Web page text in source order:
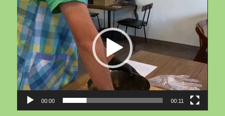
画
プ
レ
ー
ヤ
ー
00:00 00:11